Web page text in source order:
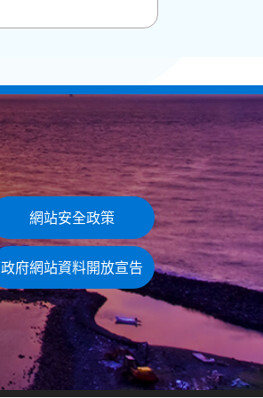
網站安全政策
政府網站資料開放宣告